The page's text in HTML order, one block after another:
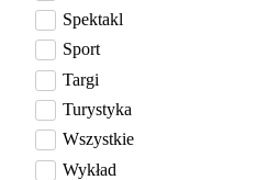
Spektakl
Sport
Targi
Turystyka
Wszystkie
Wykład